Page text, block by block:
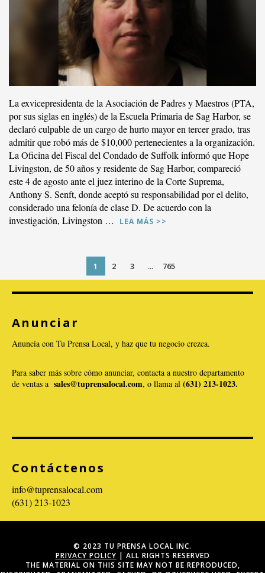
La exvicepresidenta de la Asociación de Padres y Maestros (PTA,
por sus siglas en inglés) de la Escuela Primaria de Sag Harbor, se
declaró culpable de un cargo de hurto mayor en tercer grado, tras
admitir que robó más de $10,000 pertenecientes a la organización.
La Oficina del Fiscal del Condado de Suffolk informó que Hope
Livingston, de 50 años y residente de Sag Harbor, compareció
este 4 de agosto ante el juez interino de la Corte Suprema,
Anthony S. Senft, donde aceptó su responsabilidad por el delito,
considerado una felonía de clase D. De acuerdo con la
investigación, Livingston …
LEA MÁS >>
1 2 3 ... 765
Anunciar
Anuncia con Tu Prensa Local, y haz que tu negocio crezca.
Para saber más sobre cómo anunciar, contacta a nuestro departamento
de ventas a sales@tuprensalocal.com, o llama al (631) 213-1023.
Contáctenos
info@tuprensalocal.com
(631) 213-1023
© 2023 TU PRENSA LOCAL INC.
PRIVACY POLICY | ALL RIGHTS RESERVED
THE MATERIAL ON THIS SITE MAY NOT BE REPRODUCED,